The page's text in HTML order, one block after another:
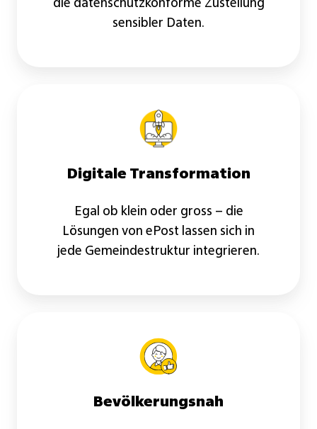
die datenschutzkonforme Zustellung
sensibler Daten.
Digitale Transformation
Egal ob klein oder gross – die
Lösungen von ePost lassen sich in
jede Gemeindestruktur integrieren.
Bevölkerungsnah